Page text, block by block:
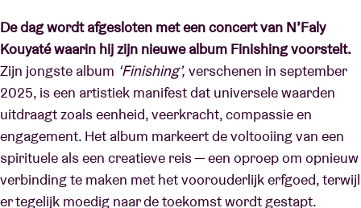
De dag wordt afgesloten met een concert van N’Faly
Kouyaté waarin hij zijn nieuwe album Finishing voorstelt.
Zijn jongste album ‘Finishing’, verschenen in september
2025, is een artistiek manifest dat universele waarden
uitdraagt zoals eenheid, veerkracht, compassie en
engagement. Het album markeert de voltooiing van een
spirituele als een creatieve reis — een oproep om opnieuw
verbinding te maken met het voorouderlijk erfgoed, terwijl
er tegelijk moedig naar de toekomst wordt gestapt.